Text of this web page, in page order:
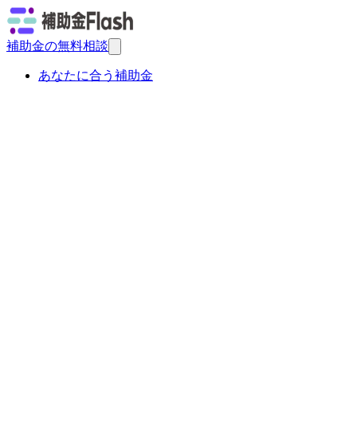
補助金の無料相談
あなたに合う補助金